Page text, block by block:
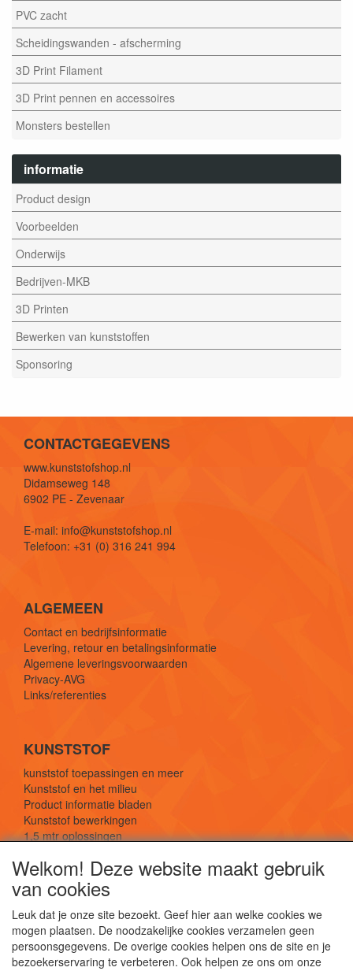
PVC zacht
Scheidingswanden - afscherming
3D Print Filament
3D Print pennen en accessoires
Monsters bestellen
informatie
Product design
Voorbeelden
Onderwijs
Bedrijven-MKB
3D Printen
Bewerken van kunststoffen
Sponsoring
CONTACTGEGEVENS
www.kunststofshop.nl
Didamseweg 148
6902 PE - Zevenaar
E-mail: info@kunststofshop.nl
Telefoon: +31 (0) 316 241 994
ALGEMEEN
Contact en bedrijfsinformatie
Levering, retour en betalingsinformatie
Algemene leveringsvoorwaarden
Privacy-AVG
Links/referenties
KUNSTSTOF
kunststof toepassingen en meer
Kunststof en het milieu
Product informatie bladen
Kunststof bewerkingen
1,5 mtr oplossingen
SOCIALE MEDIA
Welkom! Deze website maakt gebruik
van cookies
Leuk dat je onze site bezoekt. Geef hier aan welke cookies we
mogen plaatsen. De noodzakelijke cookies verzamelen geen
persoonsgegevens. De overige cookies helpen ons de site en je
bezoekerservaring te verbeteren. Ook helpen ze ons om onze